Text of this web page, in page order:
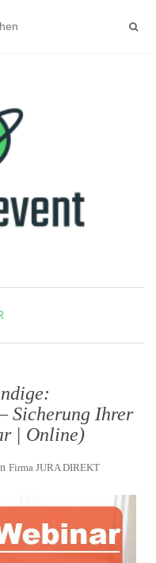
Sicherung Ihrer
| Online)
Firma JURA DIREKT